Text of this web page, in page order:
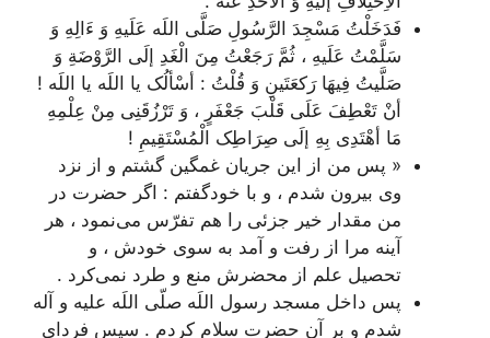
فَدَخَلْتُ مَسْجِدَ الرَّسُولِ صَلَّی اللَه عَلَیهِ وَ ءَ‌الِهِ وَ
سَلَّمْتُ عَلَیهِ ، ثُمَّ رَجَعْتُ مِنَ الْغَدِ إلَی الرَّوْضَةِ وَ
صَلَّیتُ فِیهَا رَکعَتَینِ وَ قُلْتُ : أسْألُک یا اللَه یا اللَه !
أنْ تَعْطِفَ عَلَی قَلْبَ جَعْفَرٍ ، وَ تَرْزُقَنِی مِنْ عِلْمِهِ
مَا أهْتَدِی بِهِ إلَی صِرَاطِک الْمُسْتَقِیمِ !
« پس من از این جریان غمگین گشتم و از نزد
وی بیرون شدم ، و با خودگفتم : اگر حضرت در
من مقدار خیر جزئی را هم تفرّس می‌نمود ، هر
آینه مرا از رفت و آمد به سوی خودش ، و
تحصیل علم از محضرش منع و طرد نمی‌کرد .
پس داخل مسجد رسول اللَه صلّی اللَه علیه و آله
شدم و بر آن حضرت سلام کردم . سپس فردای